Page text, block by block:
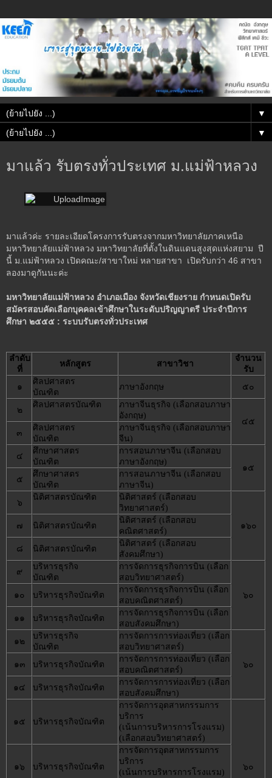
▼
▼
มาแล้ว รับตรงทั่วประเทศ ม.แม่ฟ้าหลวง
มาแล้วค่ะ รายละเอียดโครงการรับตรงจากมหาวิทยาลัยภาคเหนือ
มหาวิทยาลัยแม่ฟ้าหลวง มหาวิทยาลัยที่ตั้งในดินแดนสูงสุดแห่งสยาม ปี
นี้ ม.แม่ฟ้าหลวง เปิดคณะ/สาขาใหม่ หลายสาขา เปิดรับกว่า 46 สาขา
ลองมาดูกันนะค่ะ
มหาวิทยาลัยแม่ฟ้าหลวง อำเภอเมือง จังหวัดเชียงราย กำหนดเปิดรับ
สมัครสอบคัดเลือกบุคคลเข้าศึกษาในระดับปริญญาตรี ประจำปีการ
ศึกษา ๒๕๕๕ : ระบบรับตรงทั่วประเทศ
ลำดับ
ที่
หลักสูตร สาขาวิชา
จำนวน
รับ
๑
ศิลปศาสตร
บัณฑิต
ภาษาอังกฤษ ๕๐
๒
ศิลปศาสตรบัณฑิต
ภาษาจีนธุรกิจ (เลือกสอบภาษา
อังกฤษ)
๔๕
๓
ศิลปศาสตร
บัณฑิต
ภาษาจีนธุรกิจ (เลือกสอบภาษา
จีน)
๔
ศึกษาศาสตร
บัณฑิต
การสอนภาษาจีน (เลือกสอบ
ภาษาอังกฤษ)
๑๕
๕
ศึกษาศาสตร
บัณฑิต
การสอนภาษาจีน (เลือกสอบ
ภาษาจีน)
๖
นิติศาสตรบัณฑิต
นิติศาสตร์ (เลือกสอบ
วิทยาศาสตร์)
๑๖๐
๗ นิติศาสตรบัณฑิต
นิติศาสตร์ (เลือกสอบ
คณิตศาสตร์)
๘
นิติศาสตรบัณฑิต
นิติศาสตร์ (เลือกสอบ
สังคมศึกษา)
๙
บริหารธุรกิจ
บัณฑิต
การจัดการธุรกิจการบิน (เลือก
สอบวิทยาศาสตร์)
๖๐
๑๐ บริหารธุรกิจบัณฑิต
การจัดการธุรกิจการบิน (เลือก
สอบคณิตศาสตร์)
๑๑
บริหารธุรกิจบัณฑิต
การจัดการธุรกิจการบิน (เลือก
สอบสังคมศึกษา)
๑๒
บริหารธุรกิจ
บัณฑิต
การจัดการการท่องเที่ยว (เลือก
สอบวิทยาศาสตร์)
๖๐
๑๓ บริหารธุรกิจบัณฑิต
การจัดการการท่องเที่ยว (เลือก
สอบคณิตศาสตร์)
๑๔
บริหารธุรกิจบัณฑิต
การจัดการการท่องเที่ยว (เลือก
สอบสังคมศึกษา)
๑๕ บริหารธุรกิจบัณฑิต
การจัดการอุตสาหกรรมการ
บริการ
(เน้นการบริหารการโรงแรม)
(เลือกสอบวิทยาศาสตร์)
๖๐
๑๖ บริหารธุรกิจบัณฑิต
การจัดการอุตสาหกรรมการ
บริการ
(เน้นการบริหารการโรงแรม)